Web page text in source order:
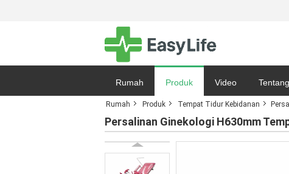
Rumah Produk Video
Peta Situs
Rumah Produk Tempat Tidur Kebidanan
Persalinan Ginekologi H630mm